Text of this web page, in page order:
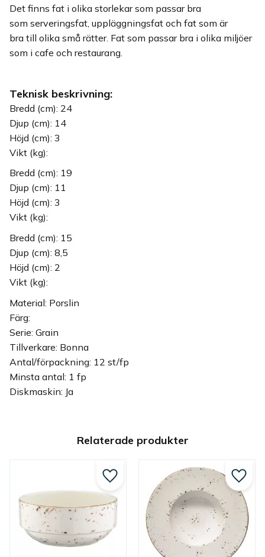
Det finns fat i olika storlekar som passar bra
som serveringsfat, uppläggningsfat och fat som är
bra till olika små rätter. Fat som passar bra i olika miljöer
som i cafe och restaurang.
Teknisk beskrivning:
Bredd (cm): 24
Djup (cm): 14
Höjd (cm): 3
Vikt (kg):
Bredd (cm): 19
Djup (cm): 11
Höjd (cm): 3
Vikt (kg):
Bredd (cm): 15
Djup (cm): 8,5
Höjd (cm): 2
Vikt (kg):
Material: Porslin
Färg:
Serie: Grain
Tillverkare: Bonna
Antal/förpackning: 12 st/fp
Minsta antal: 1 fp
Diskmaskin: Ja
Relaterade produkter
Lägg till i favoriter Lägg